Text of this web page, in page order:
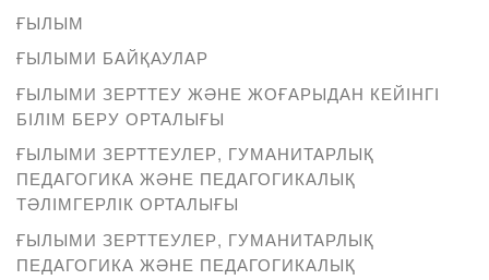
ҒЫЛЫМ
ҒЫЛЫМИ БАЙҚАУЛАР
ҒЫЛЫМИ ЗЕРТТЕУ ЖӘНЕ ЖОҒАРЫДАН КЕЙІНГІ
БІЛІМ БЕРУ ОРТАЛЫҒЫ
ҒЫЛЫМИ ЗЕРТТЕУЛЕР, ГУМАНИТАРЛЫҚ
ПЕДАГОГИКА ЖӘНЕ ПЕДАГОГИКАЛЫҚ
ТӘЛІМГЕРЛІК ОРТАЛЫҒЫ
ҒЫЛЫМИ ЗЕРТТЕУЛЕР, ГУМАНИТАРЛЫҚ
ПЕДАГОГИКА ЖӘНЕ ПЕДАГОГИКАЛЫҚ